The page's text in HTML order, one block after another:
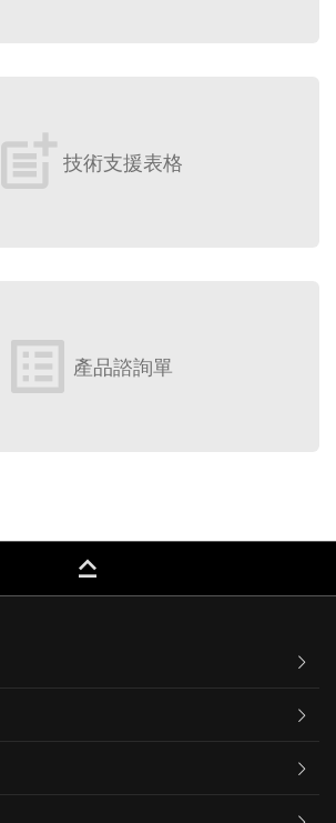
post_add 技術支援表格
list_alt 產品諮詢單
keyboard_capslock